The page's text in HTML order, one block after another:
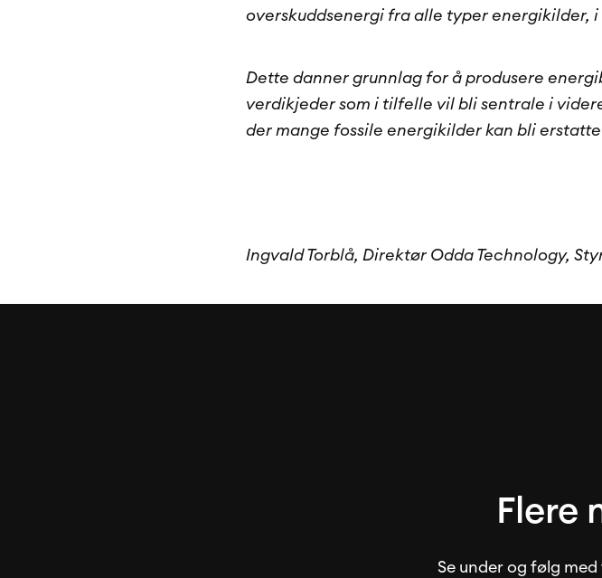
overskuddsenergi fra alle typer energikilder,
Dette danner grunnlag for å produsere
verdikjeder som i tilfelle vil bli sentrale i
der mange fossile energikilder kan bli
Ingvald Torblå, Direktør Odda Technology,
Flere
Se under og følg